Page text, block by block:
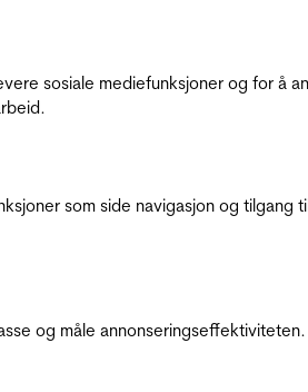
sosiale mediefunksjoner og for å
som side navigasjon og
og måle annonseringseffektiviteten.